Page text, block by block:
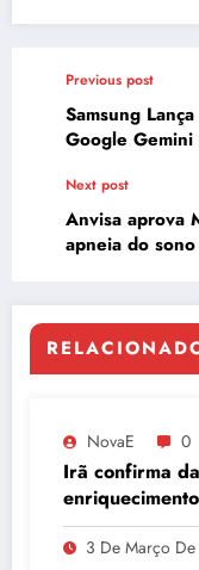
Previous post
Samsung
Google
Next post
Anvisa aprova
apneia do sono
NovaE 0
Irã confirma
embaixador
quantidade de
3 De Março